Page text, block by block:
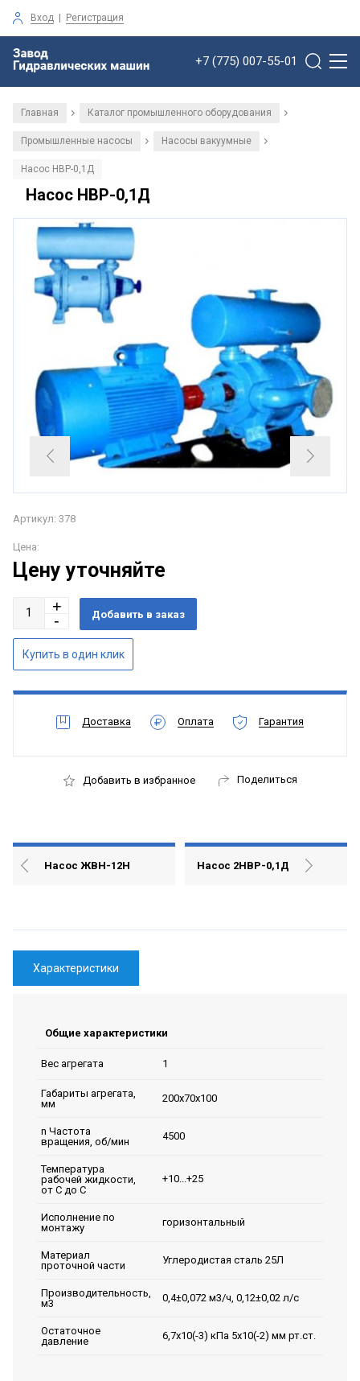
Вход | Регистрация
+7 (775) 007-55-01
Главная / Каталог промышленного оборудования /
Промышленные насосы / Насосы вакуумные /
Насос НВР-0,1Д
Насос НВР-0,1Д
Артикул: 378
Цена:
Цену уточняйте
Доставка Оплата Гарантия
Добавить в избранное Поделиться
Насос ЖВН-12Н Насос 2НВР-0,1Д
Характеристики
Общие характеристики
Вес агрегата 1
Габариты агрегата,
мм
200х70х100
n Частота
вращения, об/мин
4500
Температура
рабочей жидкости,
от С до С
+10...+25
Исполнение по
монтажу
горизонтальный
Материал
проточной части
Углеродистая сталь 25Л
Производительность,
м3
0,4±0,072 м3/ч, 0,12±0,02 л/с
Остаточное
давление
6,7х10(-3) кПа 5х10(-2) мм рт.ст.